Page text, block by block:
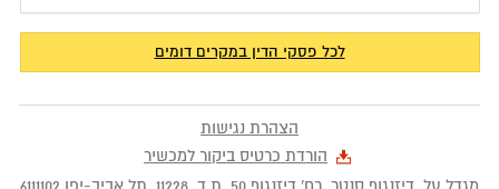
לכל פסקי הדין במקרים דומים
הצהרת נגישות
הורדת כרטיס ביקור למכשיר